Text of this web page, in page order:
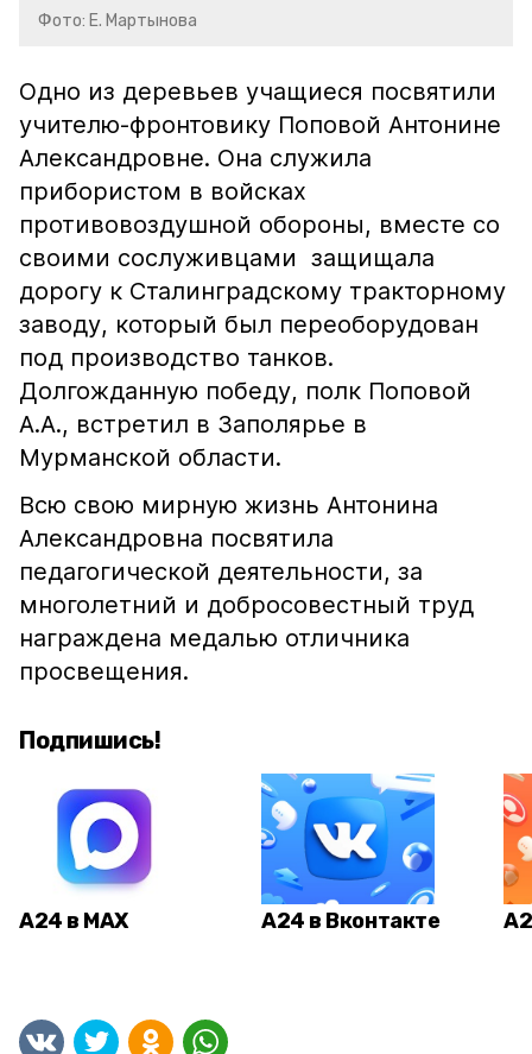
Фото: Е. Мартынова
Одно из деревьев учащиеся посвятили
учителю-фронтовику Поповой Антонине
Александровне. Она служила
прибористом в войсках
противовоздушной обороны, вместе со
своими сослуживцами защищала
дорогу к Сталинградскому тракторному
заводу, который был переоборудован
под производство танков.
Долгожданную победу, полк Поповой
А.А., встретил в Заполярье в
Мурманской области.
Всю свою мирную жизнь Антонина
Александровна посвятила
педагогической деятельности, за
многолетний и добросовестный труд
награждена медалью отличника
просвещения.
Подпишись!
А24 в MAX А24 в Вконтакте